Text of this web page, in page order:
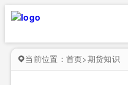
当前位置： 首页>期货知识